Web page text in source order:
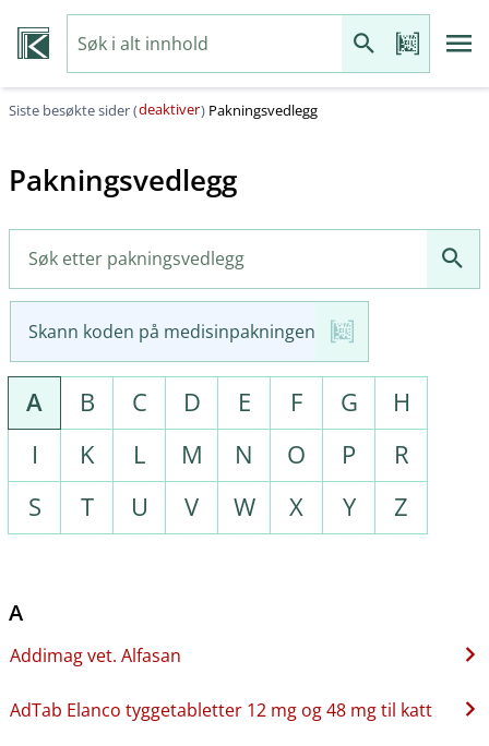
Siste besøkte sider (deaktiver) Pakningsvedlegg
Pakningsvedlegg
Skann koden på medisinpakningen
A B C D E F G
H
I
K L M N O P
R
S
T U V W X Y Z
A
Addimag vet. Alfasan
AdTab Elanco tyggetabletter 12 mg og 48 mg til katt